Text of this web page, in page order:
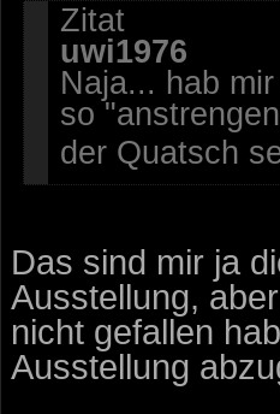
Zitat
uwi1976
Naja... hab
so
der Quatsch
Das sind mir ja
Ausstellung,
nicht gefallen
Ausstellung